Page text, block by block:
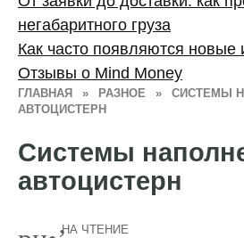
ГЛАВНАЯ » РАЗНОЕ »
СИСТЕМЫ
АВТОЦИСТЕРН
Системы
автоцистерн
НА ЧТЕНИЕ
негабаритного груза
Как часто появляются новые
Отзывы о Mind Money